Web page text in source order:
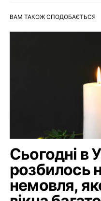
ВАМ ТАКОЖ СПОДОБАЄТЬСЯ
Сьогодні в
розбилось
немовля,